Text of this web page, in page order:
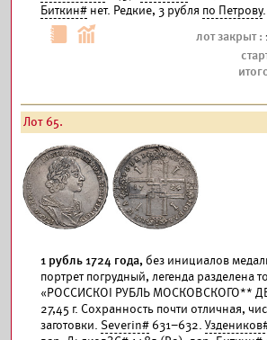
Биткин# нет. Редкие, 3 рубля по Петрову.
Лот 65.
1 рубль 1724 года, без инициалов
портрет погрудный, легенда разделена
«РОССИСКОI РУБЛЬ МОСКОВСКОГО**
27,45 г. Сохранность почти отличная,
заготовки. Severin# 631–632.